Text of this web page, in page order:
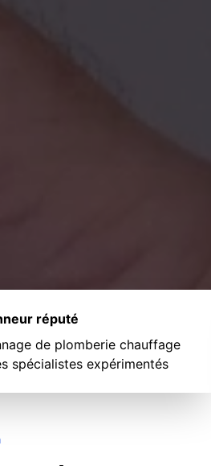
réputé
de plomberie chauffage
spécialistes expérimentés